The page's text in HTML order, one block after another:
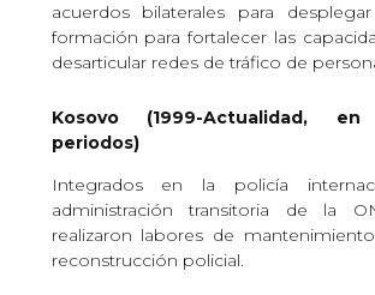
acuerdos bilaterales para
formación para fortalecer las
desarticular redes de tráfico de
Kosovo (1999-Actualidad,
periodos)
Integrados en la policía
administración transitoria de la
realizaron labores de
reconstrucción policial.